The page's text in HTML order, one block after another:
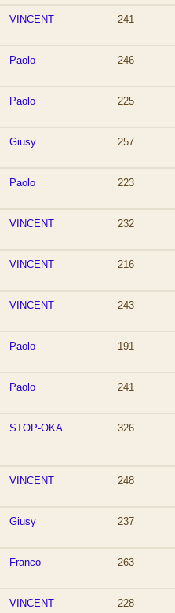
VINCENT 241
Paolo 246
Paolo 225
Giusy 257
Paolo 223
VINCENT 232
VINCENT 216
VINCENT 243
Paolo 191
Paolo 241
STOP-OKA 326
VINCENT 248
Giusy 237
Franco 263
VINCENT 228